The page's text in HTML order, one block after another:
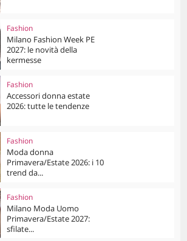
Fashion
Milano Fashion Week PE
2027: le novità della
kermesse
Fashion
Accessori donna estate
2026: tutte le tendenze
Fashion
Moda donna
Primavera/Estate 2026: i 10
trend da...
Fashion
Milano Moda Uomo
Primavera/Estate 2027:
sfilate...